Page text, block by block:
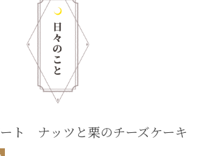
ト ナッツと栗のチーズケーキ